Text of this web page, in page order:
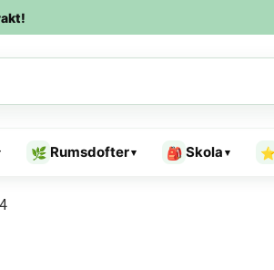
🌿 Rumsdofter▾ 🎒 Skola ▾